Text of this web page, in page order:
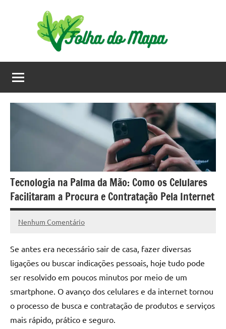
Tecnologia na Palma da Mão: Como os Celulares
Facilitaram a Procura e Contratação Pela Internet
junho
2026
admin
Nenhum Comentário
Se antes era necessário sair de casa, fazer diversas
ligações ou buscar indicações pessoais, hoje tudo pode
ser resolvido em poucos minutos por meio de um
smartphone. O avanço dos celulares e da internet tornou
o processo de busca e contratação de produtos e serviços
mais rápido, prático e seguro.